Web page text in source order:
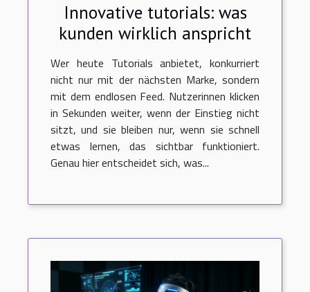
Innovative tutorials: was
kunden wirklich anspricht
Wer heute Tutorials anbietet, konkurriert
nicht nur mit der nächsten Marke, sondern
mit dem endlosen Feed. Nutzerinnen klicken
in Sekunden weiter, wenn der Einstieg nicht
sitzt, und sie bleiben nur, wenn sie schnell
etwas lernen, das sichtbar funktioniert.
Genau hier entscheidet sich, was...